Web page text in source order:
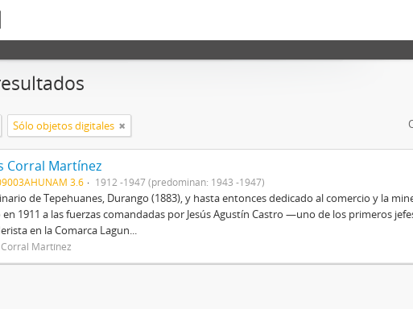
Sólo objetos digitales
Corral Martínez
3.6 1912 -1947 (predominan: 1943 -1947)
de Tepehuanes, Durango (1883), y hasta entonces dedicado al comercio y la
en 1911 a las fuerzas comandadas por Jesús Agustín Castro —uno de los primeros
en la Comarca Lagun...
Martínez